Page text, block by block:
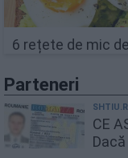
6 rețete de mic
Parteneri
CE